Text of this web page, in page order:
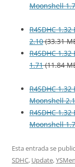
Moonshell
R4SDHC
2.10(33.31
R4SDHC
1.71(11.84
R4SDHC
Moonshell
R4SDHC
Moonshell
Esta entrada se
SDHC, Update,